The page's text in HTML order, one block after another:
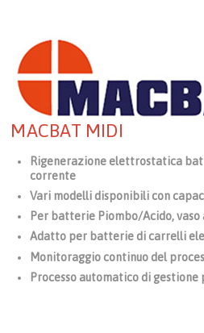
MACBAT MIDI
Rigenerazione elettrostatica
corrente
Vari modelli disponibili con
Per batterie Piombo/Acido,
Adatto per batterie di carrelli
Monitoraggio continuo del
Processo automatico di gestione